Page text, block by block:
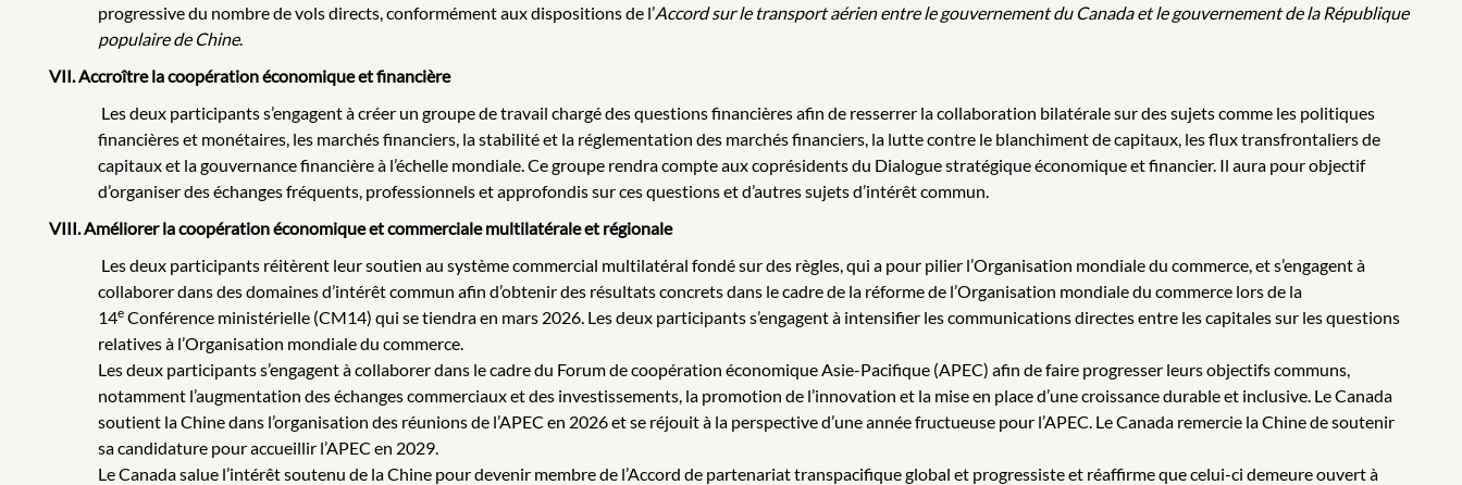
progressive du nombre de vols directs, conformément aux dispositions de l’Accord sur le transport aérien entre le gouvernement du Canada et le gouvernement de la République
populaire de Chine.
VII. Accroître la coopération économique et financière
Les deux participants s’engagent à créer un groupe de travail chargé des questions financières afin de resserrer la collaboration bilatérale sur des sujets comme les politiques
financières et monétaires, les marchés financiers, la stabilité et la réglementation des marchés financiers, la lutte contre le blanchiment de capitaux, les flux transfrontaliers de
capitaux et la gouvernance financière à l’échelle mondiale. Ce groupe rendra compte aux coprésidents du Dialogue stratégique économique et financier. Il aura pour objectif
d’organiser des échanges fréquents, professionnels et approfondis sur ces questions et d’autres sujets d’intérêt commun.
VIII. Améliorer la coopération économique et commerciale multilatérale et régionale
Les deux participants réitèrent leur soutien au système commercial multilatéral fondé sur des règles, qui a pour pilier l’Organisation mondiale du commerce, et s’engagent à
collaborer dans des domaines d’intérêt commun afin d’obtenir des résultats concrets dans le cadre de la réforme de l’Organisation mondiale du commerce lors de la
14eConférence ministérielle (CM14) qui se tiendra en mars 2026. Les deux participants s’engagent à intensifier les communications directes entre les capitales sur les questions
relatives à l’Organisation mondiale du commerce.
Les deux participants s’engagent à collaborer dans le cadre du Forum de coopération économique Asie-Pacifique (APEC) afin de faire progresser leurs objectifs communs,
notamment l’augmentation des échanges commerciaux et des investissements, la promotion de l’innovation et la mise en place d’une croissance durable et inclusive. Le Canada
soutient la Chine dans l’organisation des réunions de l’APEC en 2026 et se réjouit à la perspective d’une année fructueuse pour l’APEC. Le Canada remercie la Chine de soutenir
sa candidature pour accueillir l’APEC en 2029.
Le Canada salue l’intérêt soutenu de la Chine pour devenir membre de l’Accord de partenariat transpacifique global et progressiste et réaffirme que celui-ci demeure ouvert à